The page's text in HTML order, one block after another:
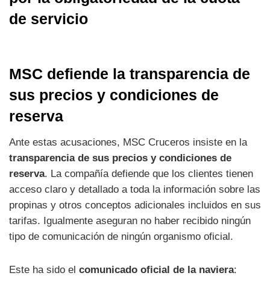
MSC defiende la transparencia de
sus precios y condiciones de
reserva
Ante estas acusaciones, MSC Cruceros insiste en la
transparencia de sus precios y condiciones de
reserva. La compañía defiende que los clientes tienen
acceso claro y detallado a toda la información sobre las
propinas y otros conceptos adicionales incluidos en sus
tarifas. Igualmente aseguran no haber recibido ningún
tipo de comunicación de ningún organismo oficial.
Este ha sido el comunicado oficial de la naviera: